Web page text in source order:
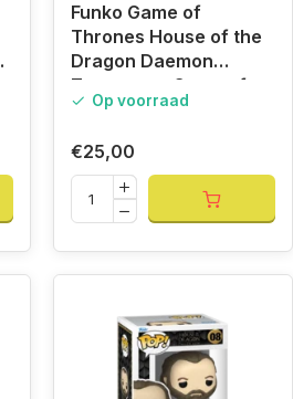
Funko Game of
Thrones House of the
Dragon Daemon
Targaryen, Game of
Thrones GOT
Op voorraad
€25,00